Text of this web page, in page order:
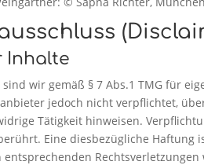
Inhalte
wir gemäß § 7 Abs.1 TMG für
jedoch nicht verpflichtet,
Tätigkeit hinweisen.
Eine diesbezügliche Haftung
entsprechenden